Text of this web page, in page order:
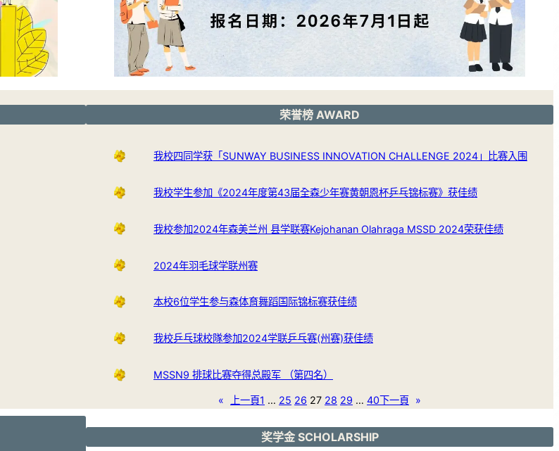
荣誉榜 AWARD
我校四同学获「SUNWAY BUSINESS INNOVATION CHALLENGE 2024」比赛入围
我校学生参加《2024年度第43届全森少年赛黄朝恩杯乒乓锦标赛》获佳绩
我校参加2024年森美兰州 县学联赛Kejohanan Olahraga MSSD 2024荣获佳绩
2024年羽毛球学联州赛
本校6位学生参与森体育舞蹈国际锦标赛获佳绩
我校乒乓球校隊参加2024学联乒乓赛(州赛)获佳绩
MSSN9 排球比赛夺得总殿军 （第四名）
« 上一頁1 … 25 26 27 28 29 … 40下一頁 »
奖学金 SCHOLARSHIP